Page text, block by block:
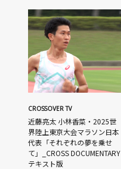
CROSSOVER TV
近藤亮太 小林香菜・2025世
界陸上東京大会マラソン日本
代表「それぞれの夢を乗せ
て」_CROSS DOCUMENTARY
テキスト版